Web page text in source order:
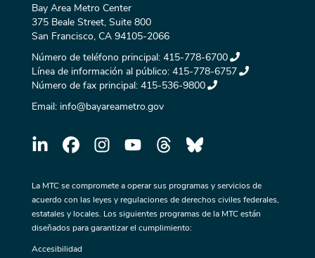
Bay Area Metro Center
375 Beale Street, Suite 800
San Francisco, CA 94105-2066
Número de teléfono principal: 415-778-6700
Línea de información al público: 415-778-6757
Número de fax principal: 415-536-9800
Email: info@bayareametro.gov
La MTC se compromete a operar sus programas y servicios de
acuerdo con las leyes y regulaciones de derechos civiles federales,
estatales y locales. Los siguientes programas de la MTC están
diseñados para garantizar el cumplimiento:
Accesibilidad